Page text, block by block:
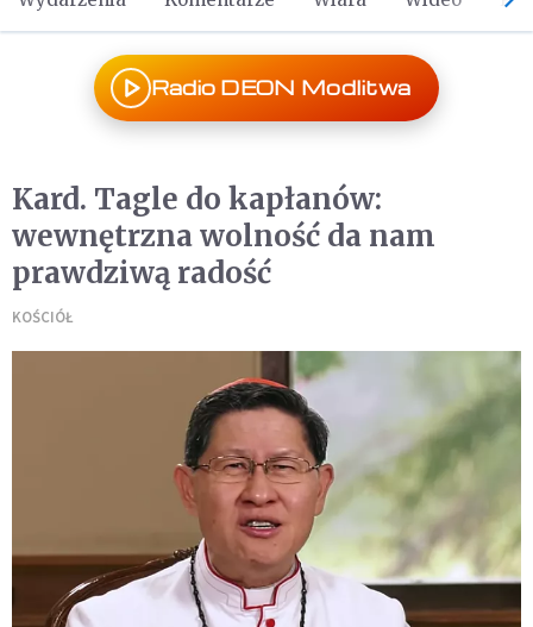
Radio DEON Modlitwa
Kard. Tagle do kapłanów:
wewnętrzna wolność da nam
prawdziwą radość
KOŚCIÓŁ